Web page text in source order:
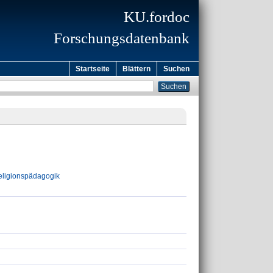
KU.fordoc
Forschungsdatenbank
Startseite Blättern Suchen